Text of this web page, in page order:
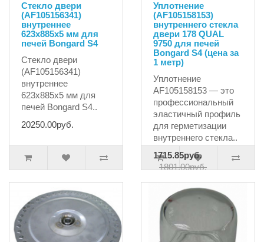
Стекло двери
(AF105156341)
внутреннее
623x885x5 мм для
печей Bongard S4
Стекло двери
(AF105156341)
внутреннее
623x885x5 мм для
печей Bongard S4..
20250.00руб.
Уплотнение
(AF105158153)
внутреннего стекла
двери 178 QUAL
9750 для печей
Bongard S4 (цена за
1 метр)
Уплотнение
AF105158153 — это
профессиональный
эластичный профиль
для герметизации
внутреннего стекла..
1715.85руб.
1801.00руб.